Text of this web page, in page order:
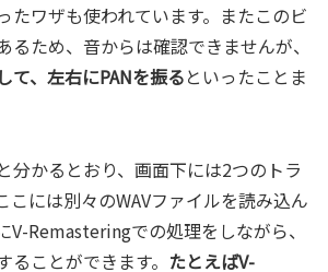
たワザも使われています。またこのビ
るため、音からは確認できませんが、
て、左右にPANを振るといったことま
分かるとおり、画面下には2つのトラ
こには別々のWAVファイルを読み込ん
V-Remasteringでの処理をしながら、
ことができます。 たとえばV-